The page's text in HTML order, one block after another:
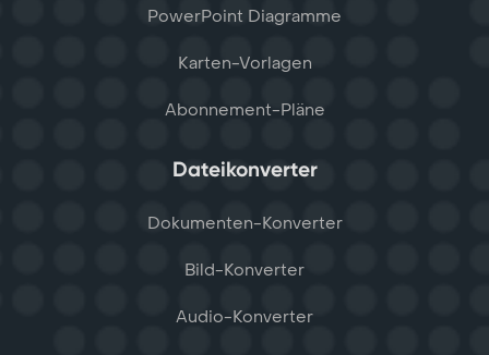
PowerPoint Diagramme
Karten-Vorlagen
Abonnement-Pläne
Dateikonverter
Dokumenten-Konverter
Bild-Konverter
Audio-Konverter